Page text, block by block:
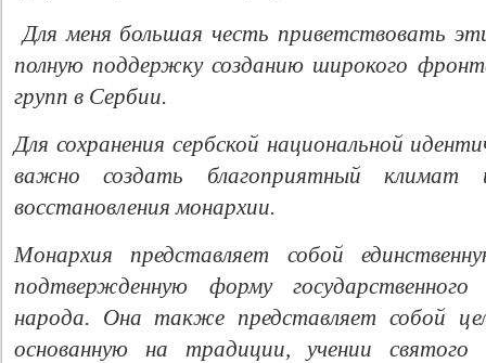
Для меня большая честь приветствовать
полную поддержку созданию широкого
групп в Сербии.
Для сохранения сербской национальной
важно создать благоприятный климат
восстановления монархии.
Монархия представляет собой
подтвержденную форму
народа. Она также представляет собой
основанную на традиции, учении